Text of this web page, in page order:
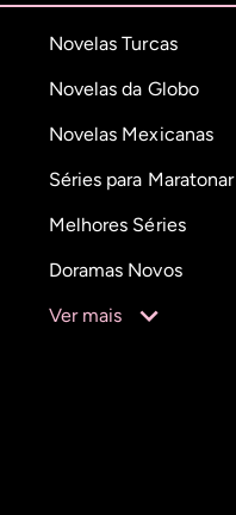
Novelas Turcas
Novelas da Globo
Novelas Mexicanas
Séries para Maratonar
Melhores Séries
Doramas Novos
Ver mais